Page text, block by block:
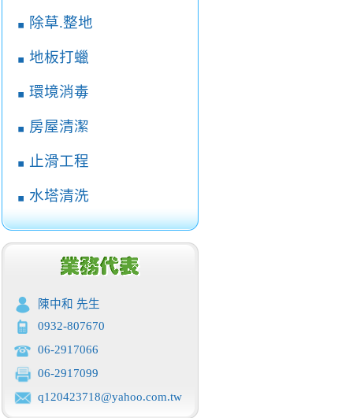
￭ 除草.整地
￭ 地板打蠟
￭ 環境消毒
￭ 房屋清潔
￭ 止滑工程
￭ 水塔清洗
陳中和 先生
0932-807670
06-2917066
06-2917099
q120423718@yahoo.com.tw